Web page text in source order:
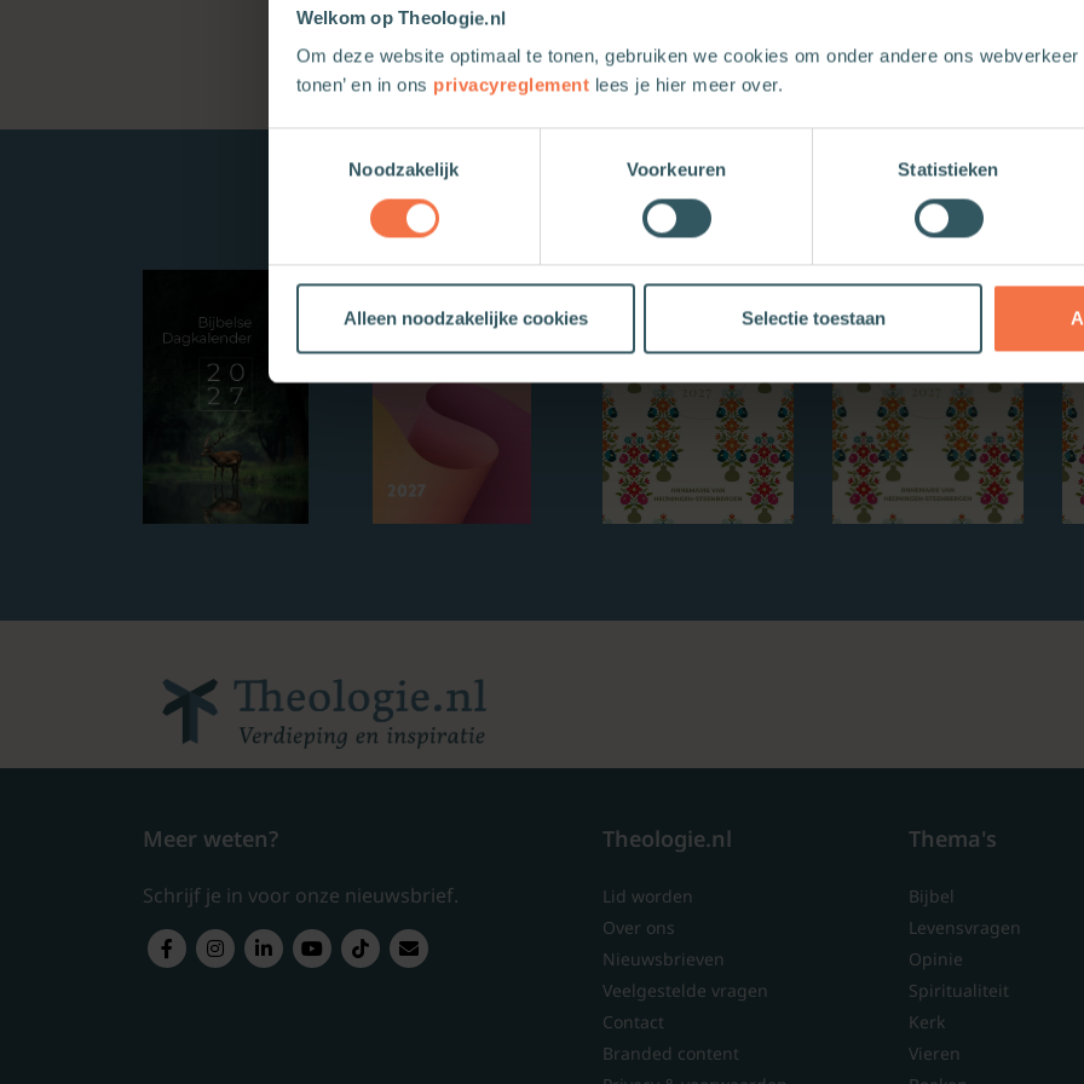
Welkom op Theologie.nl
Om deze website optimaal te tonen, gebruiken we cookies om onder andere ons webverkeer
tonen’ en in ons privacyreglement lees je hier meer over.
Noodzakelijk
Voorkeuren Statistieken
Alleen noodzakelijke cookies Selectie toestaan
Nieuwe boeken
Meer weten?
Schrijf je in voor onze nieuwsbrief.
Theologie.nl
Lid worden
Over ons
Nieuwsbrieven
Veelgestelde vragen
Contact
Branded content
Thema's
Bijbel
Levensvragen
Opinie
Spiritualiteit
Kerk
Vieren